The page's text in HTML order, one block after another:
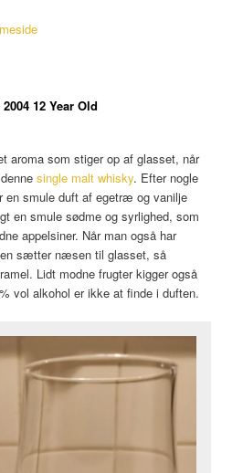
12 Year Old
aroma som stiger op af glasset, når
single malt whisky. Efter nogle
en smule duft af egetræ og vanilje
en smule sødme og syrlighed, som
appelsiner. Når man også har
sætter næsen til glasset, så
Lidt modne frugter kigger også
vol alkohol er ikke at finde i duften.